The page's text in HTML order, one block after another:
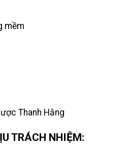
mềm
Thanh Hằng
TRÁCH NHIỆM: